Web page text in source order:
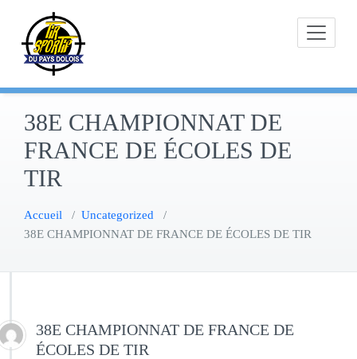
content
38E CHAMPIONNAT DE
FRANCE DE ÉCOLES DE
TIR
Accueil / Uncategorized /
38E CHAMPIONNAT DE FRANCE DE ÉCOLES DE TIR
38E CHAMPIONNAT DE FRANCE DE
ÉCOLES DE TIR